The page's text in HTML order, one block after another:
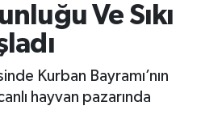
Ve Sıkı
Kurban Bayramı’nın
hayvan pazarında